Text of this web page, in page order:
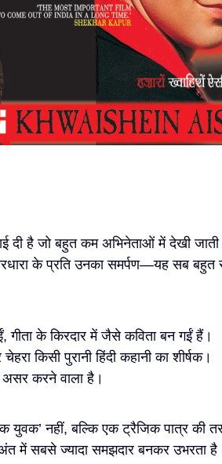
दी है जो बहुत कम अभिनेताओं में देखी जाती
के प्रति उनका समर्पण—यह सब
गीता के किरदार में जैसे कविता बन गईं हैं।
किसी पुरानी हिंदी कहानी का शीर्षक।
करने वाला है।
युवक’ नहीं, बल्कि एक ट्रैजिक पात्र की
में सबसे ज्यादा समझदार बनकर उभरता